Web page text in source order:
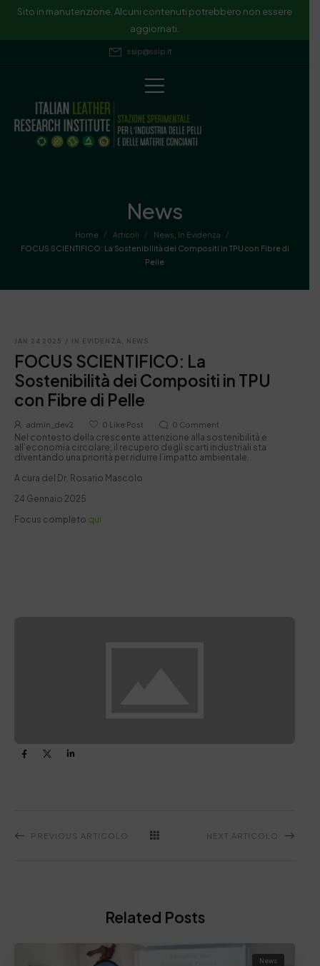
Sito in manutenzione. Alcuni contenuti potrebbero non essere
aggiornati.
ssip@ssip.it
News
Home / Articoli / News In Evidenza
/
FOCUS SCIENTIFICO: La Sostenibilità dei Compositi in TPU con Fibre di
Pelle
JAN 24 2025 / IN EVIDENZA, NEWS
FOCUS SCIENTIFICO: La
Sostenibilità dei Compositi in TPU
con Fibre di Pelle
admin_dev2 0 Like Post 0 Comment
Nel contesto della crescente attenzione alla sostenibilità e
all’economia circolare, il recupero degli scarti industriali sta
diventando una priorità per ridurre l’impatto ambientale.
A cura del Dr. Rosario Mascolo
24 Gennaio 2025
Focus completo qui
PREVIOUS ARTICOLO NEXT ARTICOLO
Related Posts
News